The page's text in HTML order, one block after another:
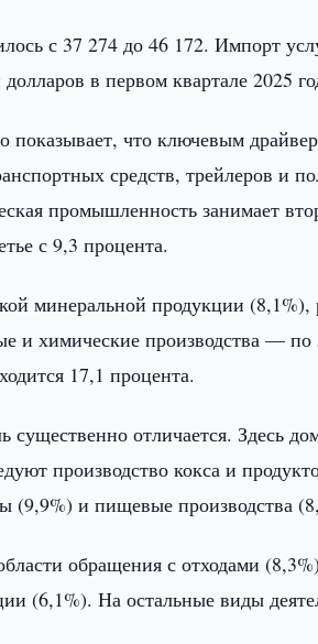
с 37 274 до 46 172. Импорт
в первом квартале 2025
показывает, что ключевым
средств, трейлеров и
промышленность занимает
с 9,3 процента.
минеральной продукции
и химические производства —
17,1 процента.
отличается. Здесь
производство кокса и
(9,9%) и пищевые производства
обращения с отходами
(6,1%). На остальные виды